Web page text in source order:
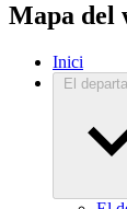
Mapa del
Inici
El